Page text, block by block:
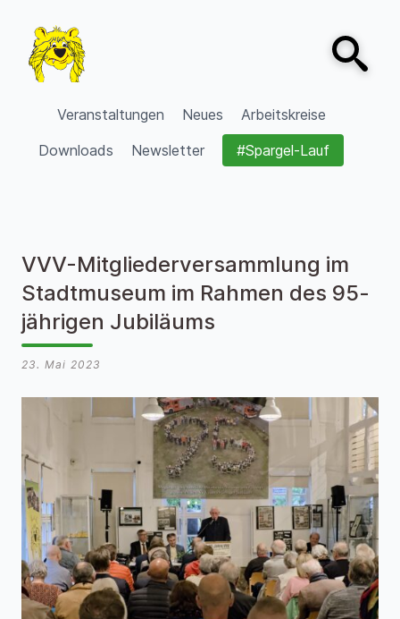
VVV Burgdorf
Veranstaltungen Neues
Arbeitskreise
Downloads
Newsletter #Spargel-Lauf
Open
VVV-Mitgliederversammlung im
Stadtmuseum im Rahmen des 95-
jährigen Jubiläums
23. Mai 2023